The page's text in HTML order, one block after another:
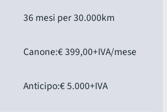
36 mesi per 30.000km
Canone:€ 399,00+IVA/mese
Anticipo:€ 5.000+IVA